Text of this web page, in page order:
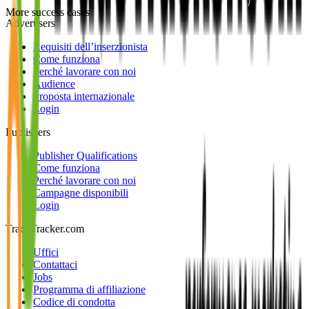
More success cases
Advertisers
Requisiti dell’inserzionista
Come funziona
Perché lavorare con noi
Audience
Proposta internazionale
Login
Publishers
Publisher Qualifications
Come funziona
Perché lavorare con noi
Campagne disponibili
Login
TradeTracker.com
Uffici
Contattaci
Jobs
Programma di affiliazione
Codice di condotta